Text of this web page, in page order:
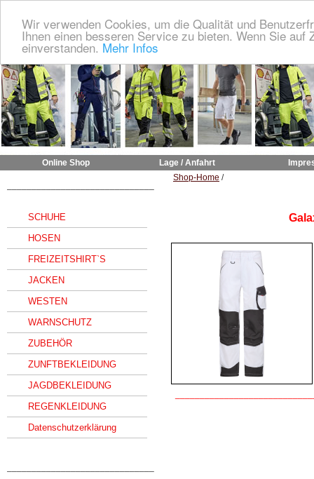
Wir verwenden Cookies, um die Qualität und
Ihnen einen besseren Service zu bieten. Wenn Sie
einverstanden. Mehr Infos
Online Shop Lage / Anfahrt
SCHUHE
HOSEN
FREIZEITSHIRT`S
JACKEN
WESTEN
WARNSCHUTZ
ZUBEHÖR
ZUNFTBEKLEIDUNG
JAGDBEKLEIDUNG
REGENKLEIDUNG
Datenschutzerklärung
Shop-Home /